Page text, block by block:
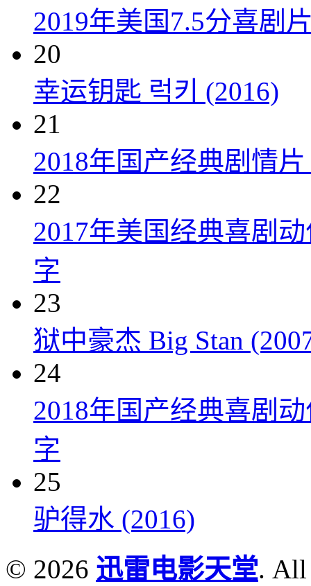
2019年美国7.5分喜剧
20
幸运钥匙 럭키 (2016)
21
2018年国产经典剧情
22
2017年美国经典喜剧
字
23
狱中豪杰 Big Stan
24
2018年国产经典喜剧
字
25
驴得水 (2016)
© 2026 迅雷电影天堂. All